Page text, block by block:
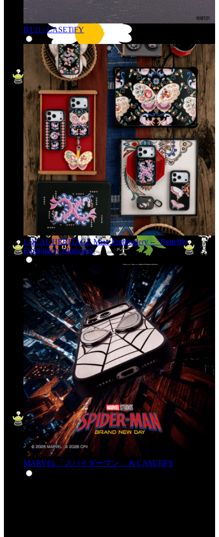
BT21 | CASETiFY
LOCAL HERITAGE Miao Embroidery -- "Butterfly
Embroidery Blossoms"
MARVEL「スパイダーマン」 & CASETiFY